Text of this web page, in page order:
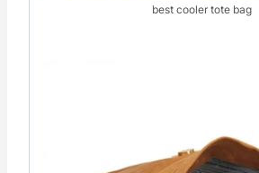
best cooler tote bag